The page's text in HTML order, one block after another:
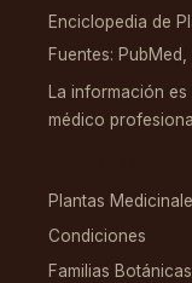
Enciclopedia de
Fuentes:
La información
médico
Plantas
Condiciones
Familias Botánicas